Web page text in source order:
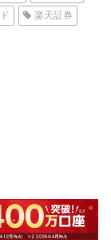
楽天証券